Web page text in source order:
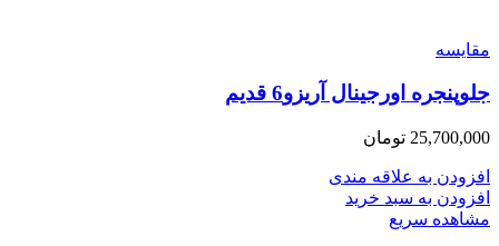
مقایسه
جلوپنجره اورجینال آریزو6 قدیم
25,700,000 تومان
افزودن به علاقه مندی
افزودن به سبد خرید
مشاهده سریع